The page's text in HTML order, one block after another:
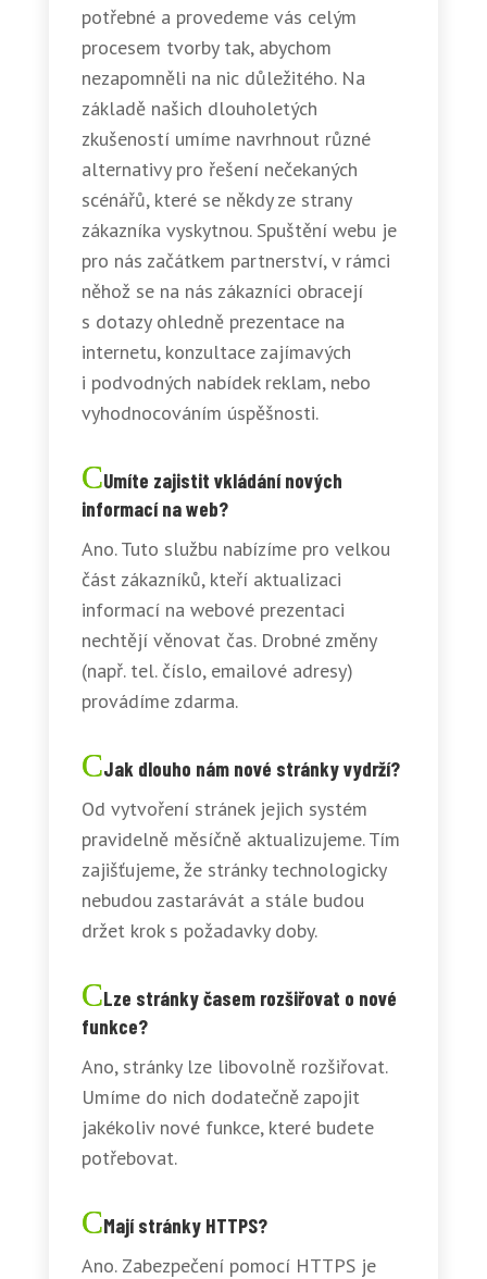
potřebné a provedeme vás celým
procesem tvorby tak, abychom
nezapomněli na nic důležitého. Na
základě našich dlouholetých
zkušeností umíme navrhnout různé
alternativy pro řešení nečekaných
scénářů, které se někdy ze strany
zákazníka vyskytnou. Spuštění webu je
pro nás začátkem partnerství, v rámci
něhož se na nás zákazníci obracejí
s dotazy ohledně prezentace na
internetu, konzultace zajímavých
i podvodných nabídek reklam, nebo
vyhodnocováním úspěšnosti.
Umíte zajistit vkládání nových
informací na web?
Ano. Tuto službu nabízíme pro velkou
část zákazníků, kteří aktualizaci
informací na webové prezentaci
nechtějí věnovat čas. Drobné změny
(např. tel. číslo, emailové adresy)
provádíme zdarma.
Jak dlouho nám nové stránky vydrží?
Od vytvoření stránek jejich systém
pravidelně měsíčně aktualizujeme. Tím
zajišťujeme, že stránky technologicky
nebudou zastarávát a stále budou
držet krok s požadavky doby.
Lze stránky časem rozšiřovat o nové
funkce?
Ano, stránky lze libovolně rozšiřovat.
Umíme do nich dodatečně zapojit
jakékoliv nové funkce, které budete
potřebovat.
Mají stránky HTTPS?
Ano. Zabezpečení pomocí HTTPS je